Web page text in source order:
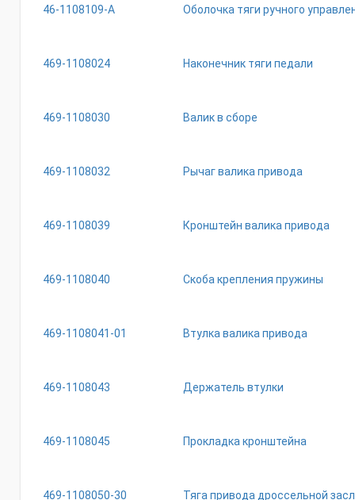
46-1108109-А Оболочка тяги ручного
469-1108024 Наконечник тяги педали
469-1108030 Валик в сборе
469-1108032 Рычаг валика привода
469-1108039 Кронштейн валика привода
469-1108040 Скоба крепления пружины
469-1108041-01 Втулка валика привода
469-1108043 Держатель втулки
469-1108045 Прокладка кронштейна
469-1108050-30 Тяга привода дроссельной